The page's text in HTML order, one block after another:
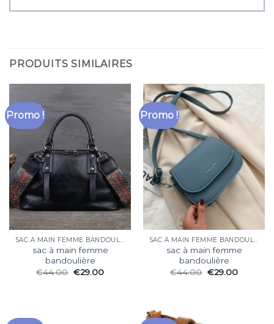
PRODUITS SIMILAIRES
Promo !
SAC À MAIN FEMME BANDOULIÈRE
sac à main femme
bandoulière
€44.00 €29.00
Promo !
SAC À MAIN FEMME BANDOULIÈRE
sac à main femme
bandoulière
€44.00 €29.00